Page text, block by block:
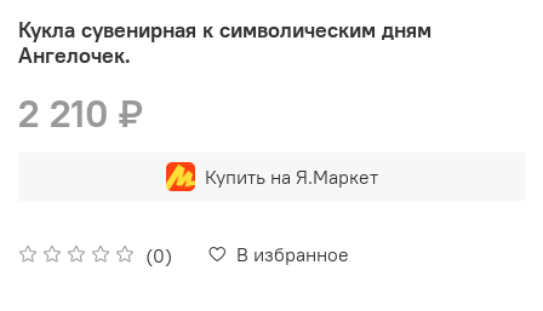
Кукла сувенирная к символическим дням
Ангелочек.
(0) В избранное
2 210 ₽
Купить на Я.Маркет